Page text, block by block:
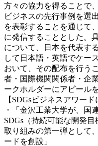
方々の協力を得ることで
ビジネスの先行事例を選
を表彰することを通じて
に発信することとした。
について、日本を代表す
して日本語・英語でケー
おいて、その配布を行う
者・国際機関関係者・企
ークホルダーにアピール
【SDGsビジネスアワー
・「金沢工業大学が、国
SDGs（持続可能な開発目
取り組みの第一弾として
ードを創設」